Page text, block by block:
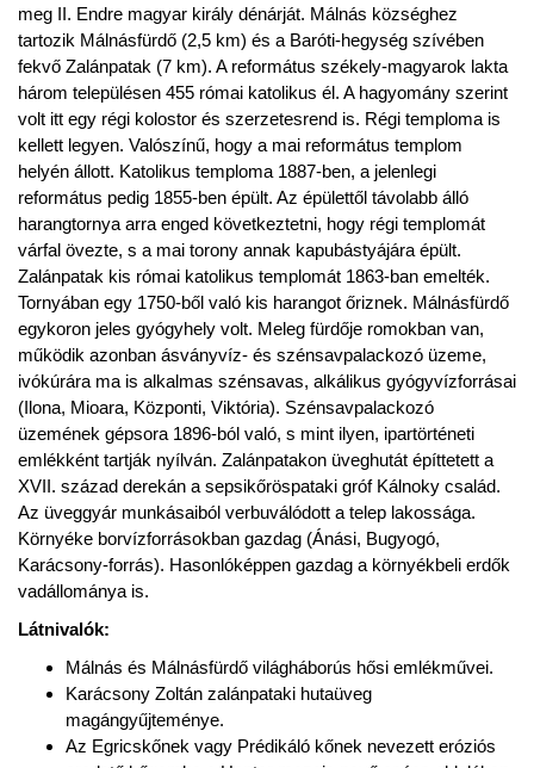
meg II. Endre magyar király dénárját. Málnás községhez
tartozik Málnásfürdő (2,5 km) és a Baróti-hegység szívében
fekvő Zalánpatak (7 km). A református székely-magyarok lakta
három településen 455 római katolikus él. A hagyomány szerint
volt itt egy régi kolostor és szerzetesrend is. Régi temploma is
kellett legyen. Valószínű, hogy a mai református templom
helyén állott. Katolikus temploma 1887-ben, a jelenlegi
református pedig 1855-ben épült. Az épülettől távolabb álló
harangtornya arra enged következtetni, hogy régi templomát
várfal övezte, s a mai torony annak kapubástyájára épült.
Zalánpatak kis római katolikus templomát 1863-ban emelték.
Tornyában egy 1750-ből való kis harangot őriznek. Málnásfürdő
egykoron jeles gyógyhely volt. Meleg fürdője romokban van,
működik azonban ásványvíz- és szénsavpalackozó üzeme,
ivókúrára ma is alkalmas szénsavas, alkálikus gyógyvízforrásai
(Ilona, Mioara, Központi, Viktória). Szénsavpalackozó
üzemének gépsora 1896-ból való, s mint ilyen, ipartörténeti
emlékként tartják nyílván. Zalánpatakon üveghutát építtetett a
XVII. század derekán a sepsikőröspataki gróf Kálnoky család.
Az üveggyár munkásaiból verbuválódott a telep lakossága.
Környéke borvízforrásokban gazdag (Ánási, Bugyogó,
Karácsony-forrás). Hasonlóképpen gazdag a környékbeli erdők
vadállománya is.
Látnivalók:
Málnás és Málnásfürdő világháborús hősi emlékművei.
Karácsony Zoltán zalánpataki hutaüveg
magángyűjteménye.
Az Egricskőnek vagy Prédikáló kőnek nevezett eróziós